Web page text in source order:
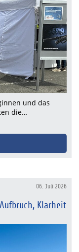
und das
die…
06. Juli 2026
Klarheit